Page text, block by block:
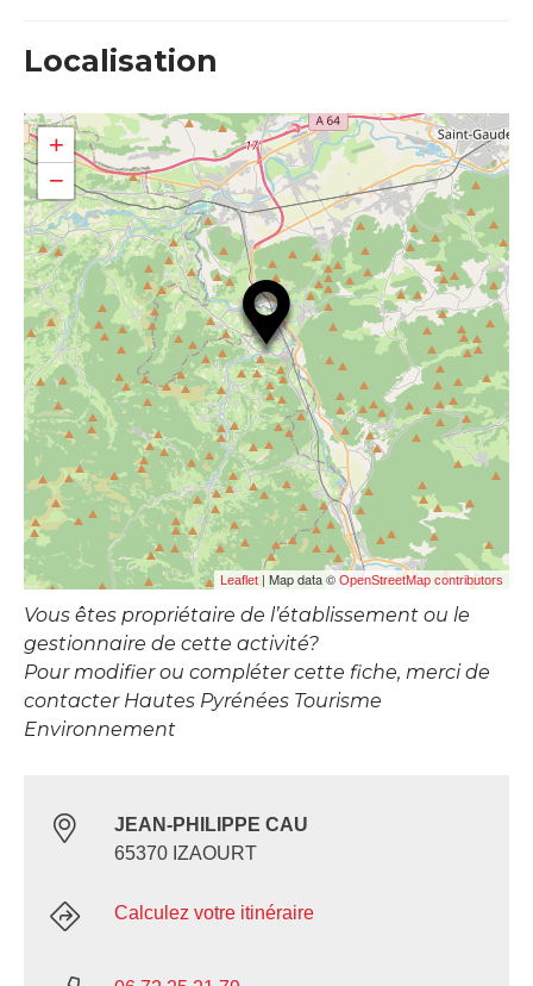
Localisation
+
−
Leaflet | Map data © OpenStreetMap contributors
Vous êtes propriétaire de l’établissement ou le
gestionnaire de cette activité?
Pour modifier ou compléter cette fiche, merci de
contacter Hautes Pyrénées Tourisme
Environnement
JEAN-PHILIPPE CAU
65370 IZAOURT
Calculez votre itinéraire